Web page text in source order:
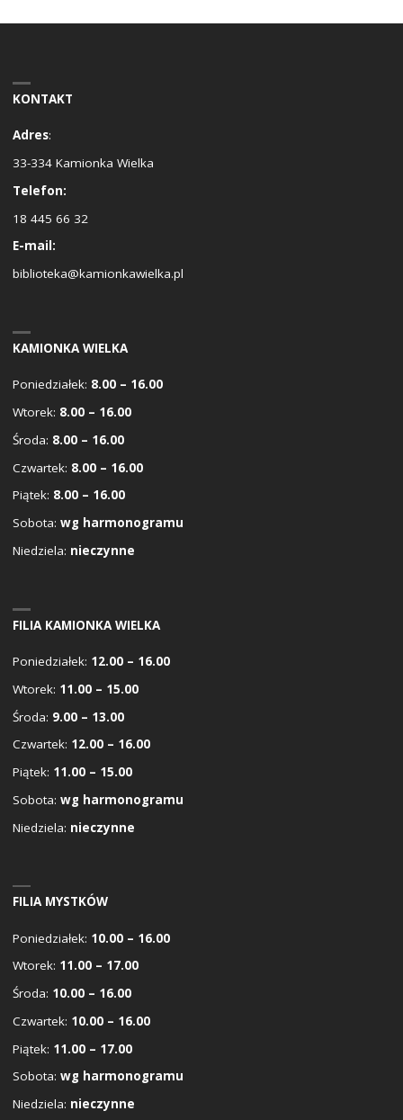
KONTAKT
Adres:
33-334 Kamionka Wielka
Telefon:
18 445 66 32
E-mail:
biblioteka@kamionkawielka.pl
KAMIONKA WIELKA
Poniedziałek: 8.00 – 16.00
Wtorek: 8.00 – 16.00
Środa: 8.00 – 16.00
Czwartek: 8.00 – 16.00
Piątek: 8.00 – 16.00
Sobota: wg harmonogramu
Niedziela: nieczynne
FILIA KAMIONKA WIELKA
Poniedziałek: 12.00 – 16.00
Wtorek: 11.00 – 15.00
Środa: 9.00 – 13.00
Czwartek: 12.00 – 16.00
Piątek: 11.00 – 15.00
Sobota: wg harmonogramu
Niedziela: nieczynne
FILIA MYSTKÓW
Poniedziałek: 10.00 – 16.00
Wtorek: 11.00 – 17.00
Środa: 10.00 – 16.00
Czwartek: 10.00 – 16.00
Piątek: 11.00 – 17.00
Sobota: wg harmonogramu
Niedziela: nieczynne